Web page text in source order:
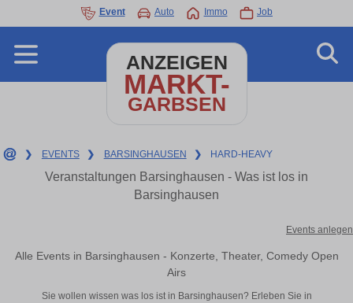
Event Auto Immo Job
ANZEIGEN
MARKT-
GARBSEN
❯ EVENTS ❯ BARSINGHAUSEN ❯ HARD-HEAVY
Veranstaltungen Barsinghausen - Was ist los in
Barsinghausen
Events anlegen
Alle Events in Barsinghausen - Konzerte, Theater, Comedy Open
Airs
Sie wollen wissen was los ist in Barsinghausen? Erleben Sie in